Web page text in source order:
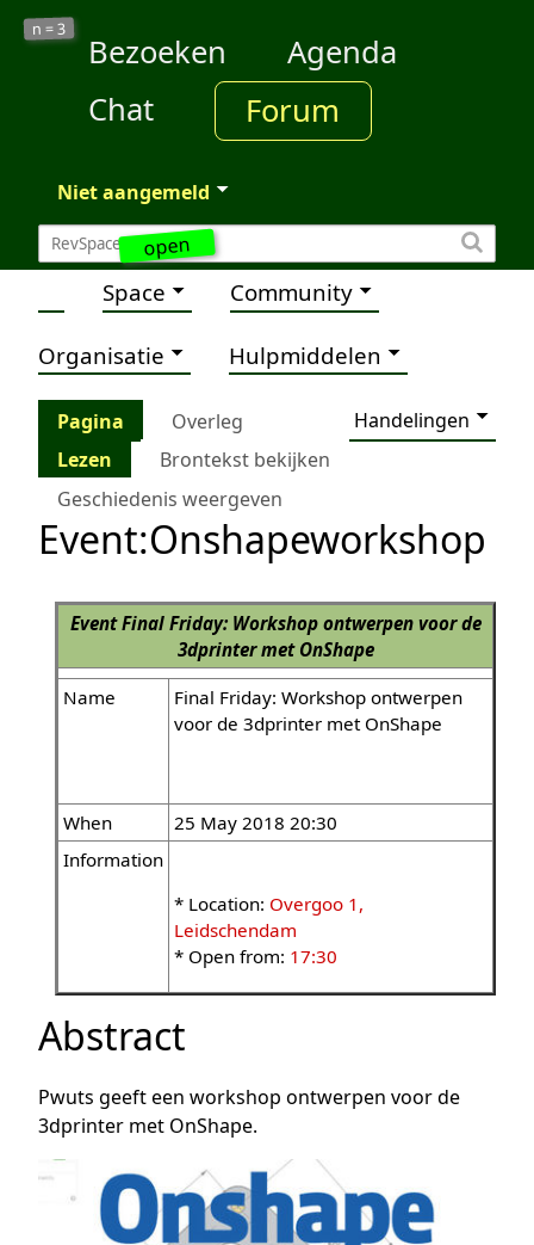
open
n =3
Bezoeken
Agenda
Chat
Forum
Niet aangemeld
Space Community
Organisatie Hulpmiddelen
Pagina Overleg
Handelingen
Lezen
Brontekst bekijken
Geschiedenis weergeven
Event:Onshapeworkshop
EventFinal Friday: Workshop ontwerpen voor de
3dprinter met OnShape
Name
Final Friday: Workshop ontwerpen
voor de 3dprinter met OnShape
When
25 May 2018 20:30
Information
* Location: Overgoo 1,
Leidschendam
* Open from: 17:30
Abstract
Pwuts geeft een workshop ontwerpen voor de
3dprinter met OnShape.